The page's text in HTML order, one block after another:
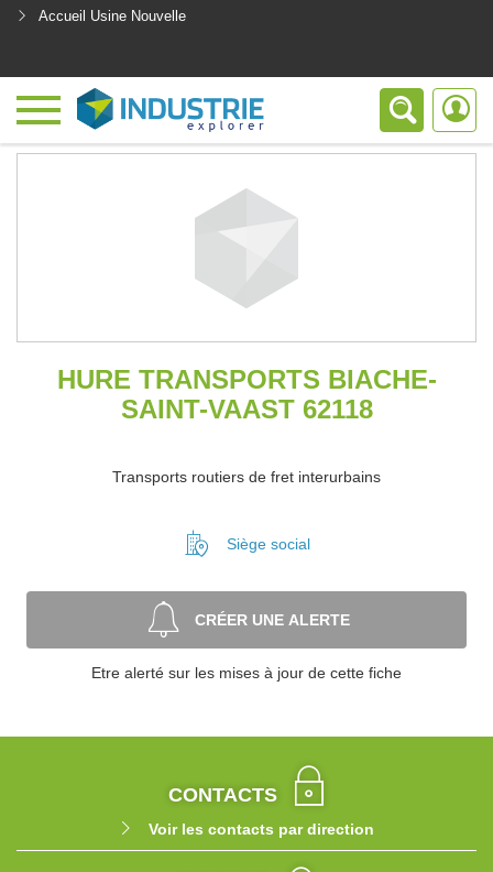
Accueil Usine Nouvelle
HURE TRANSPORTS BIACHE-
SAINT-VAAST 62118
Transports routiers de fret interurbains
Siège social
CRÉER UNE ALERTE
Etre alerté sur les mises à jour de cette fiche
CONTACTS
Voir les contacts par direction